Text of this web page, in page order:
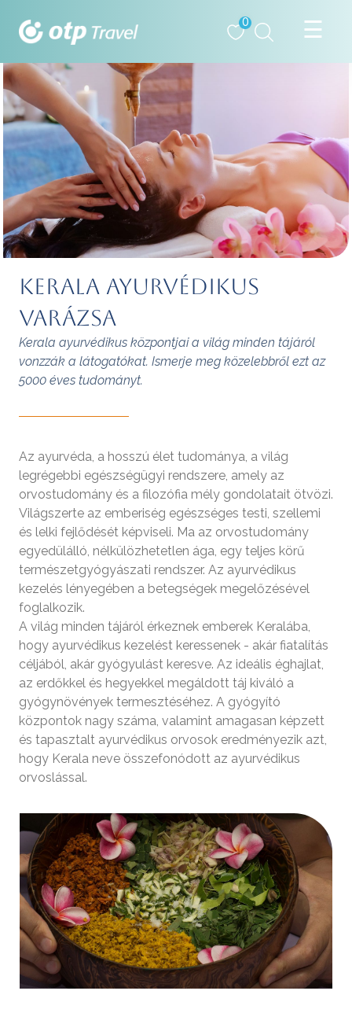
0
Kerala ayurvédikus
varázsa
Kerala ayurvédikus központjai a világ minden tájáról
vonzzák a látogatókat. Ismerje meg közelebbről ezt az
5000 éves tudományt.
Az ayurvéda, a hosszú élet tudománya, a világ
legrégebbi egészségügyi rendszere, amely az
orvostudomány és a filozófia mély gondolatait ötvözi.
Világszerte az emberiség egészséges testi, szellemi
és lelki fejlődését képviseli. Ma az orvostudomány
egyedülálló, nélkülözhetetlen ága, egy teljes körű
természetgyógyászati rendszer. Az ayurvédikus
kezelés lényegében a betegségek megelőzésével
foglalkozik.
A világ minden tájáról érkeznek emberek Keralába,
hogy ayurvédikus kezelést keressenek - akár fiatalítás
céljából, akár gyógyulást keresve. Az ideális éghajlat,
az erdőkkel és hegyekkel megáldott táj kiváló a
gyógynövények termesztéséhez. A gyógyító
központok nagy száma, valamint amagasan képzett
és tapasztalt ayurvédikus orvosok eredményezik azt,
hogy Kerala neve összefonódott az ayurvédikus
orvoslással.